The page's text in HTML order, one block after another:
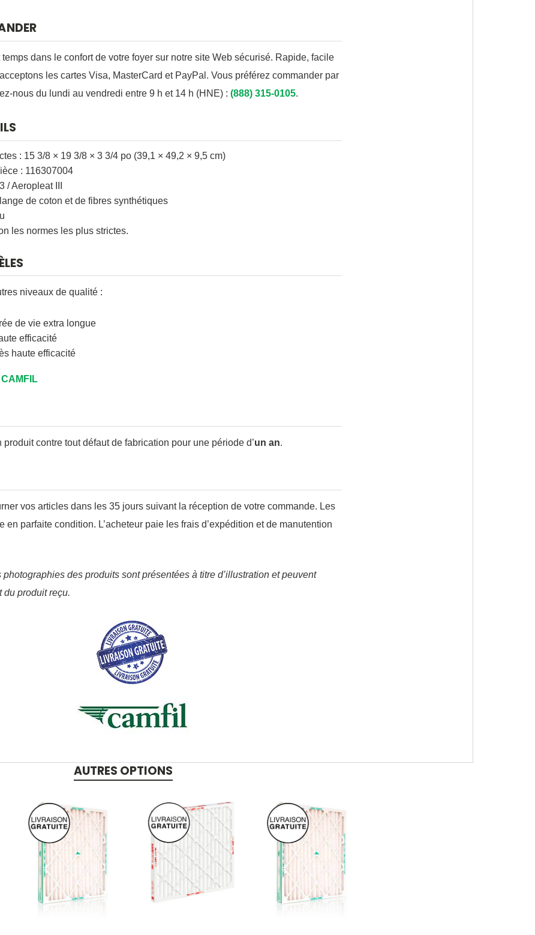
dans le confort de votre foyer sur notre site Web sécurisé. Rapide, facile
les cartes Visa, MasterCard et PayPal. Vous préférez commander par
nous du lundi au vendredi entre 9 h et 14 h (HNE) : (888) 315-0105.
: 15 3/8 × 19 3/8 × 3 3/4 po (39,1 × 49,2 × 9,5 cm)
: 116307004
/ Aeropleat III
de coton et de fibres synthétiques
les normes les plus strictes.
niveaux de qualité :
de vie extra longue
efficacité
haute efficacité
contre tout défaut de fabrication pour une période d’un an.
vos articles dans les 35 jours suivant la réception de votre commande. Les
en parfaite condition. L’acheteur paie les frais d’expédition et de manutention
des produits sont présentées à titre d’illustration et peuvent
du produit reçu.
AUTRES OPTIONS